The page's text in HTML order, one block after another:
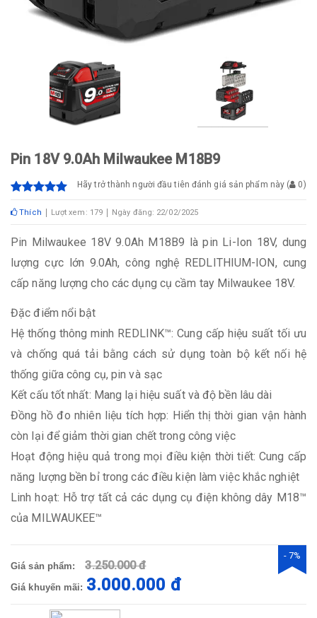
Pin 18V 9.0Ah Milwaukee M18B9
Hãy trở thành người đầu tiên đánh giá sản phẩm này ( 0)
Thích Lượt xem: 179 Ngày đăng: 22/02/2025
Pin Milwaukee 18V 9.0Ah M18B9 là pin Li-Ion 18V, dung
lượng cực lớn 9.0Ah, công nghệ REDLITHIUM-ION, cung
cấp năng lượng cho các dụng cụ cầm tay Milwaukee 18V.
Đặc điểm nổi bật
Hệ thống thông minh REDLINK™: Cung cấp hiệu suất tối ưu
và chống quá tải bằng cách sử dụng toàn bộ kết nối hệ
thống giữa công cụ, pin và sạc
Kết cấu tốt nhất: Mang lại hiệu suất và độ bền lâu dài
Đồng hồ đo nhiên liệu tích hợp: Hiển thị thời gian vận hành
còn lại để giảm thời gian chết trong công việc
Hoạt động hiệu quả trong mọi điều kiện thời tiết: Cung cấp
năng lượng bền bỉ trong các điều kiện làm việc khắc nghiệt
Linh hoạt: Hỗ trợ tất cả các dụng cụ điện không dây M18™
của MILWAUKEE™
Giá sản phẩm: 3.250.000 đ
Giá khuyến mãi: 3.000.000 đ
- 7%